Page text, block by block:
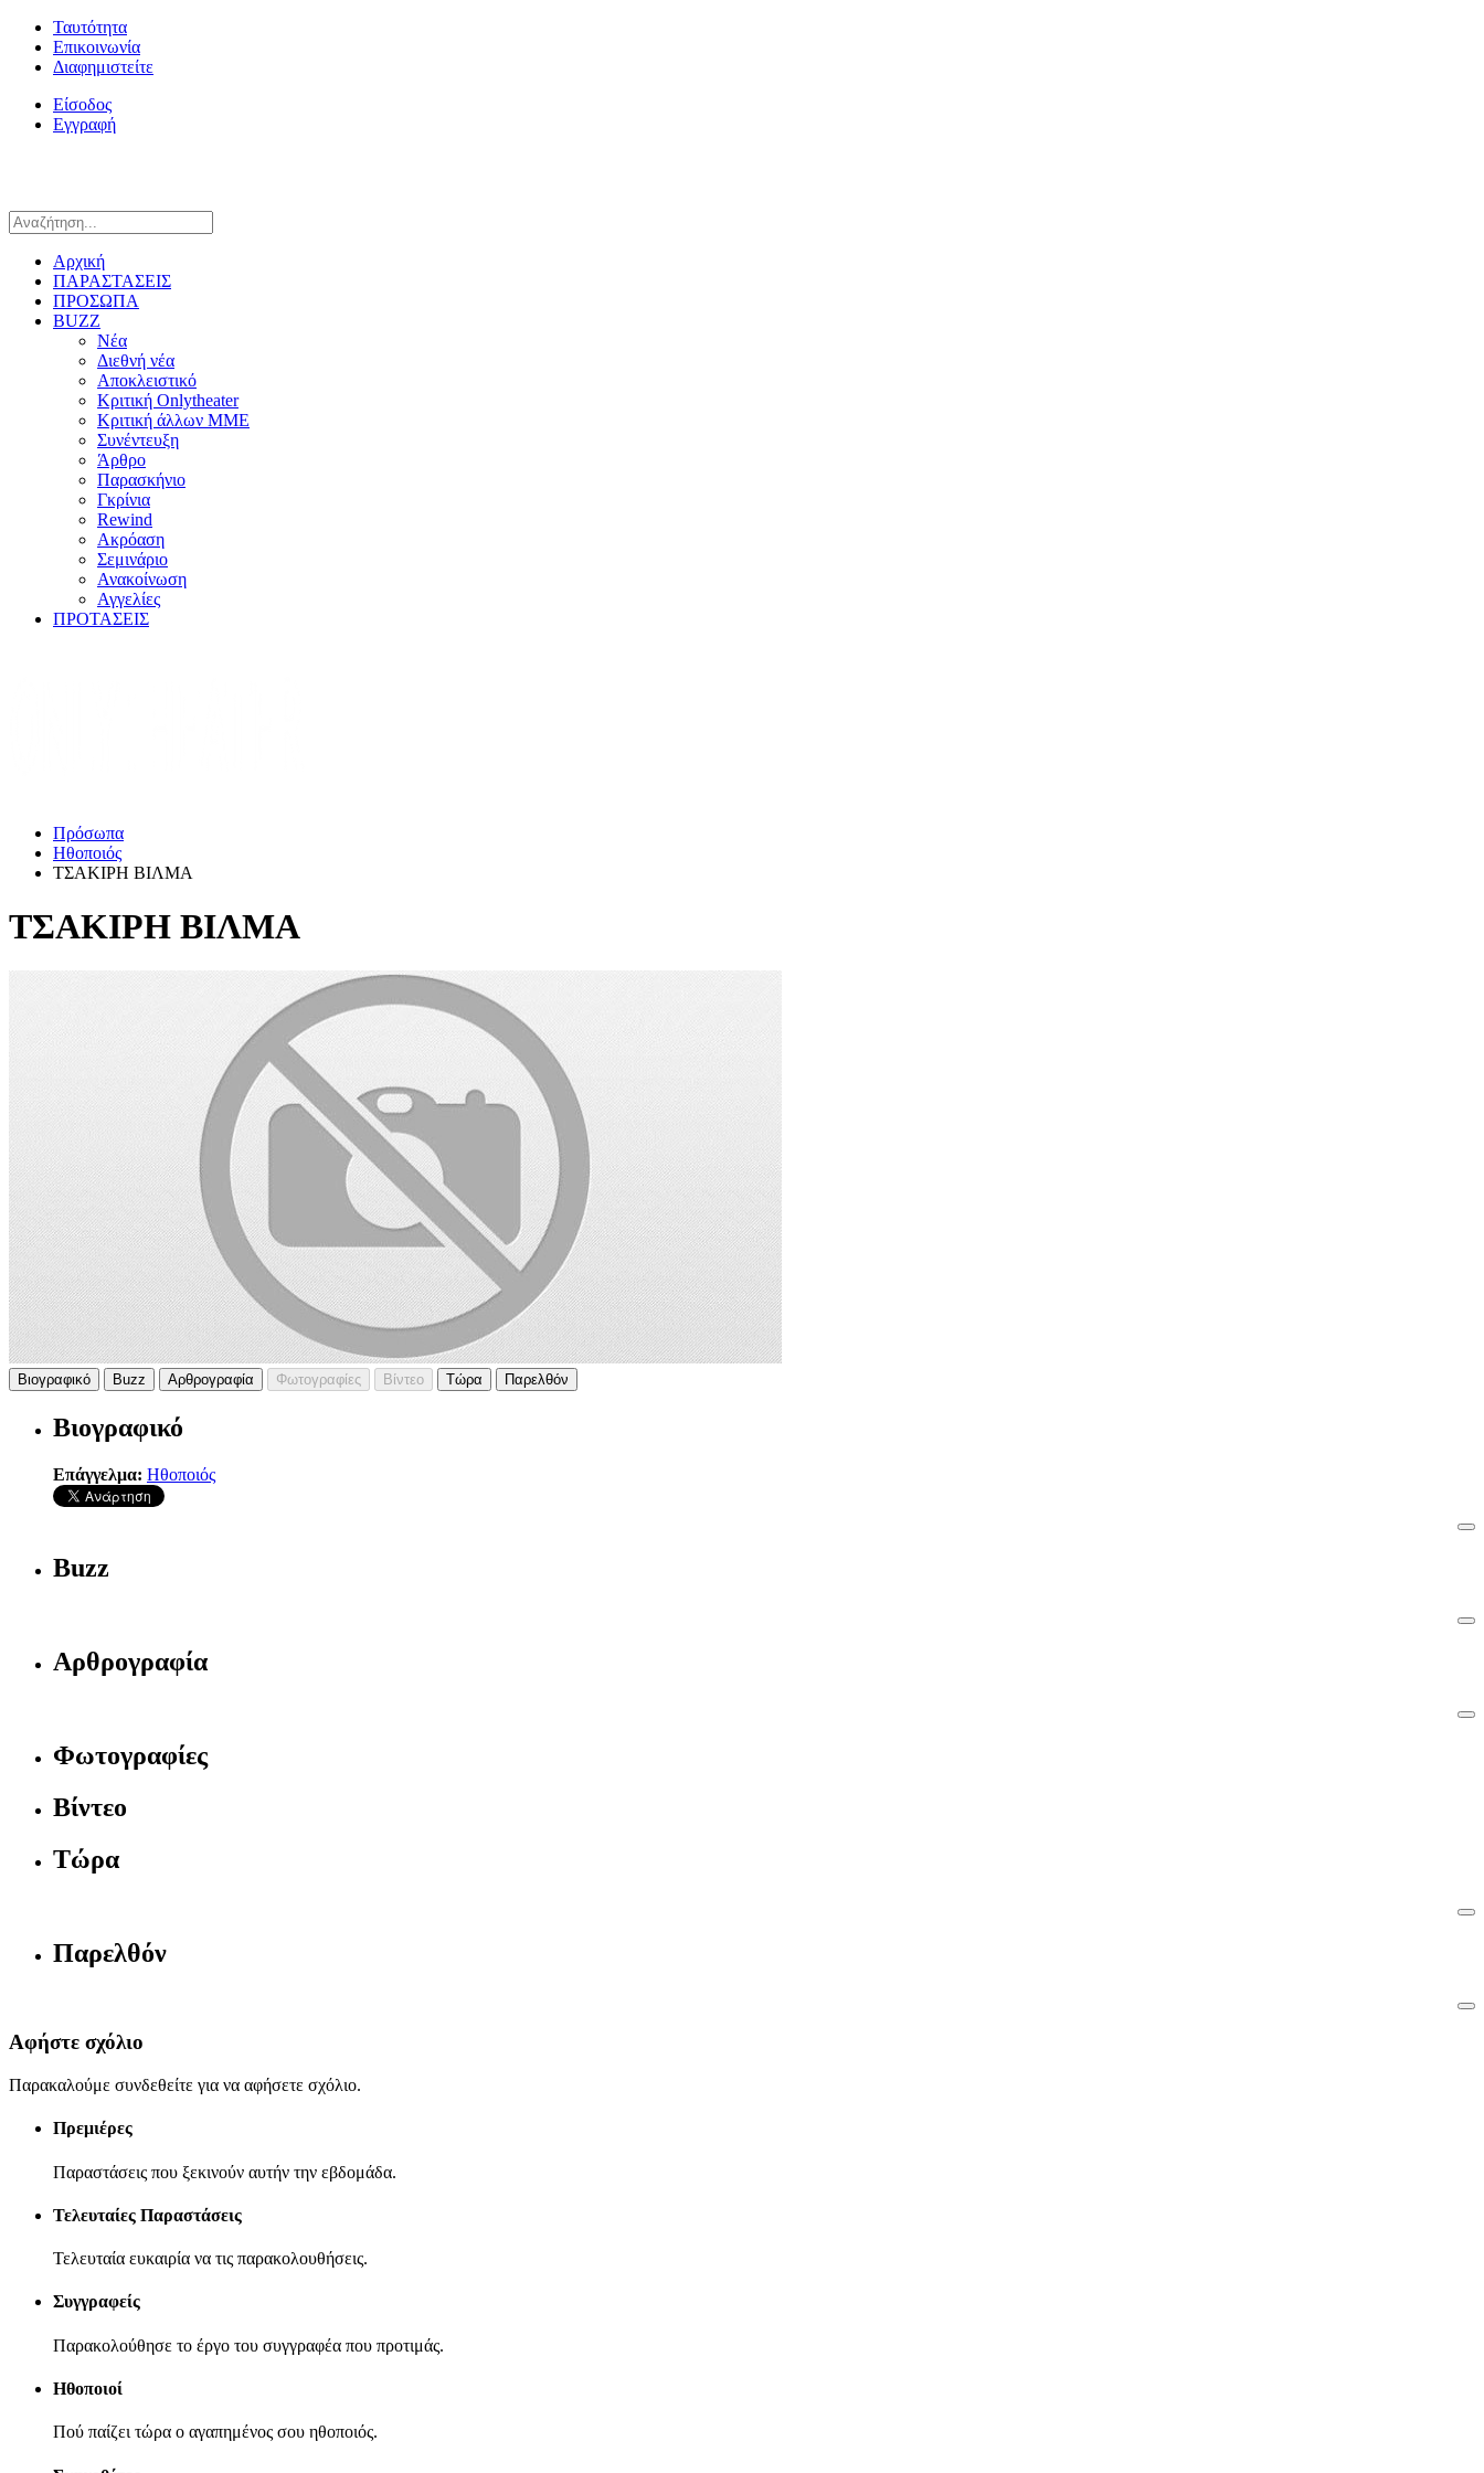
Ταυτότητα
Επικοινωνία
Διαφημιστείτε
Είσοδος
Εγγραφή
Αρχική
ΠΑΡΑΣΤΑΣΕΙΣ
ΠΡΟΣΩΠΑ
BUZZ
Νέα
Διεθνή νέα
Αποκλειστικό
Κριτική Onlytheater
Κριτική άλλων ΜΜΕ
Συνέντευξη
Άρθρο
Παρασκήνιο
Γκρίνια
Rewind
Ακρόαση
Σεμινάριο
Ανακοίνωση
Αγγελίες
ΠΡΟΤΑΣΕΙΣ
Πρόσωπα
Ηθοποιός
ΤΣΑΚΙΡΗ ΒΙΛΜΑ
ΤΣΑΚΙΡΗ ΒΙΛΜΑ
Βιογραφικό Buzz Αρθρογραφία Φωτογραφίες Βίντεο Τώρα Παρελθόν
Βιογραφικό
Επάγγελμα: Ηθοποιός
Buzz
Αρθρογραφία
Φωτογραφίες
Βίντεο
Τώρα
Παρελθόν
Αφήστε σχόλιο
Παρακαλούμε συνδεθείτε για να αφήσετε σχόλιο.
Πρεμιέρες
Παραστάσεις που ξεκινούν αυτήν την εβδομάδα.
Τελευταίες Παραστάσεις
Τελευταία ευκαιρία να τις παρακολουθήσεις.
Συγγραφείς
Παρακολούθησε το έργο του συγγραφέα που προτιμάς.
Ηθοποιοί
Πού παίζει τώρα ο αγαπημένος σου ηθοποιός.